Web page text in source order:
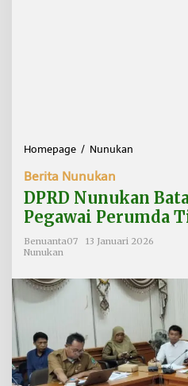
Homepage / Nunukan
D
N
u
a
n
a
l
k
Berita Nunukan
DPRD Nunukan
Pegawai Perumda
Benuanta07
13 Januari 2026
Nunukan